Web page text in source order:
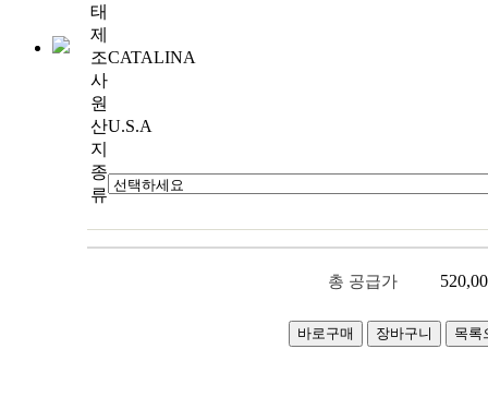
태
제
조
사
CATALINA
원
산
지
U.S.A
종
류
총 공급가